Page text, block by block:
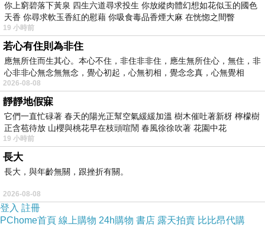
統餐飲的小吃店，其先天性缺陷也暴露出來，如
同它的營銷一樣，格外矚目。產品口味爭議建外
SOHO西區12號樓，一位來自安徽的零售企業高
管通過黃太吉煎餅的官方微博找到這傢店。這位
遠道而來的零售從業者點瞭一份27元的煎餅套
餐，找瞭個面對窗戶的位置坐瞭下來。透過窗
戶，可以看到街上神色匆匆的上班族。餐桌前擺
放的菜單引起瞭他的註意，菜單上用大號黑體寫
著這樣一行字：在這裡吃煎餅、喝豆腐腦、思考
人生。這位零售業高管思考的卻是，黃太吉為何
要的菜品上來後，這套27元的煎餅套餐讓他大失
所望。“煎餅味道真的不怎麼樣！跟黃太吉在外界
你上窮碧落下黃泉 四生六道尋求投生 你放縱肉體幻想如花似玉的國色
天香 你尋求軟玉香紅的慰藉 你吸食毒品香煙大麻 在恍惚之間瞥
19 小時前
若心有住則為非住
應無所住而生其心。本心不住，非住非非住，應生無所住心，無住，非
心非非心無念無無念，覺心初起，心無初相，覺念念真，心無覺相
2026-08-08
靜靜地假寐
它們一直忙碌著 春天的陽光正幫空氣緩緩加溫 樹木催吐著新枒 檸檬樹
正含苞待放 山櫻與桃花早在枝頭喧鬧 春風徐徐吹著 花園中花
19 小時前
長大
長大，與年齡無關，跟挫折有關。
2026-08-08
登入 註冊
PChome首頁 線上購物 24h購物 書店 露天拍賣 比比昂代購